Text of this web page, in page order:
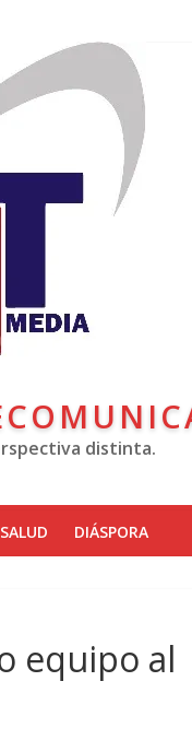
distinta.
SALUD DIÁSPORA
equipo al